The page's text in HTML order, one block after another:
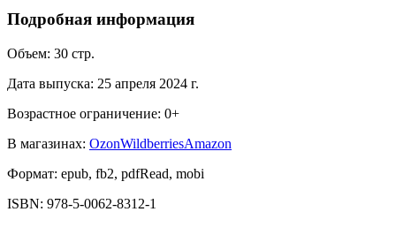
Подробная информация
Объем: 30 стр.
Дата выпуска: 25 апреля 2024 г.
Возрастное ограничение: 0+
В магазинах: OzonWildberriesAmazon
Формат: epub, fb2, pdfRead, mobi
ISBN: 978-5-0062-8312-1